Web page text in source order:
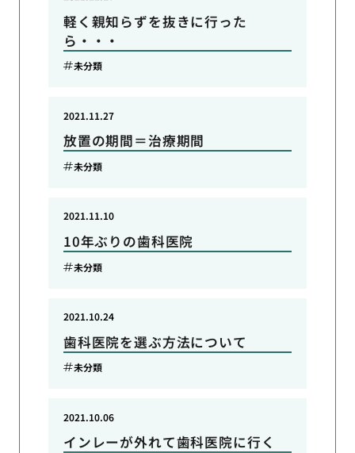
軽く親知らずを抜きに行った
ら・・・
未分類
放置の期間＝治療期間
2021.11.27
未分類
10年ぶりの歯科医院
2021.11.10
未分類
歯科医院を選ぶ方法について
2021.10.24
未分類
インレーが外れて歯科医院に行く
2021.10.06